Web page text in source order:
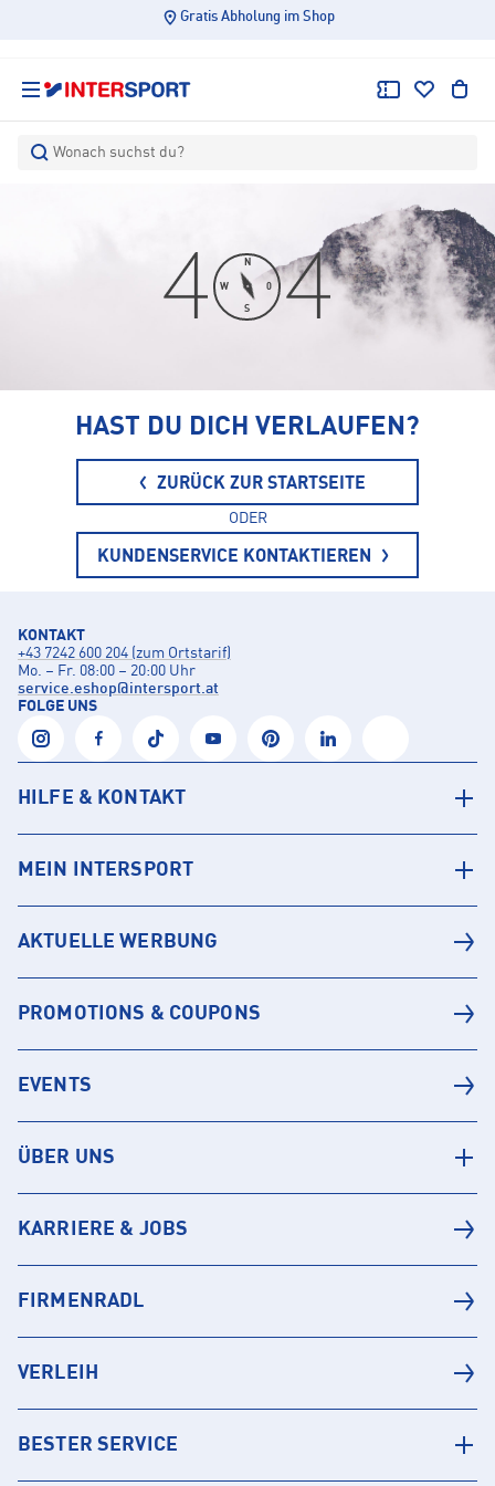
Gratis Abholung im Shop
Wonach suchst du?
N
0
S
W
HAST DU DICH VERLAUFEN?
ZURÜCK ZUR STARTSEITE
ODER
KUNDENSERVICE KONTAKTIEREN
KONTAKT
+43 7242 600 204 (zum Ortstarif)
Mo. – Fr. 08:00 – 20:00 Uhr
service.eshop@intersport.at
FOLGE UNS
HILFE & KONTAKT
MEIN INTERSPORT
AKTUELLE WERBUNG
PROMOTIONS & COUPONS
EVENTS
ÜBER UNS
KARRIERE & JOBS
FIRMENRADL
VERLEIH
BESTER SERVICE